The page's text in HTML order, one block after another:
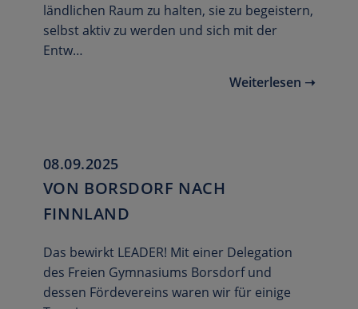
ländlichen Raum zu halten, sie zu begeistern,
selbst aktiv zu werden und sich mit der
Entw…
Weiterlesen ➝
08.09.2025
VON BORSDORF NACH
FINNLAND
Das bewirkt LEADER! Mit einer Delegation
des Freien Gymnasiums Borsdorf und
dessen Fördevereins waren wir für einige